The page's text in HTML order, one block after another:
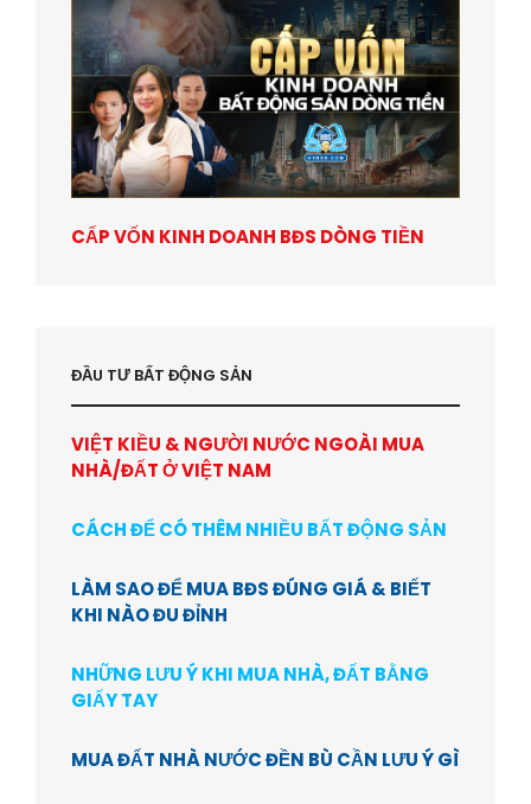
CẤP VỐN KINH DOANH BĐS DÒNG TIỀN
ĐẦU TƯ BẤT ĐỘNG SẢN
VIỆT KIỀU & NGƯỜI NƯỚC NGOÀI MUA
NHÀ/ĐẤT Ở VIỆT NAM
CÁCH ĐỂ CÓ THÊM NHIỀU BẤT ĐỘNG SẢN
LÀM SAO ĐỂ MUA BĐS ĐÚNG GIÁ & BIẾT
KHI NÀO ĐU ĐỈNH
NHỮNG LƯU Ý KHI MUA NHÀ, ĐẤT BẰNG
GIẤY TAY
MUA ĐẤT NHÀ NƯỚC ĐỀN BÙ CẦN LƯU Ý GÌ